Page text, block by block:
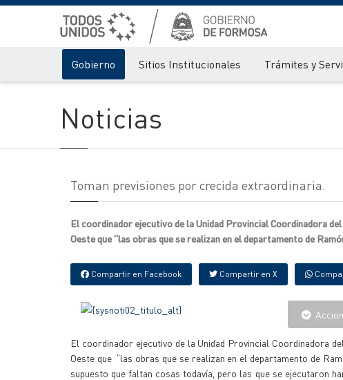
Gobierno Sitios Institucionales Trámites y
Noticias
Toman previsiones por crecida extraordinaria.
El coordinador ejecutivo de la Unidad Provincial Coordinadora
Oeste que “las obras que se realizan en el departamento de
Compartir en Facebook Compartir en X
El coordinador ejecutivo de la Unidad Provincial Coordinadora
Oeste que “las obras que se realizan en el departamento de
supuesto que faltan cosas todavía, pero las que se ejecutaron